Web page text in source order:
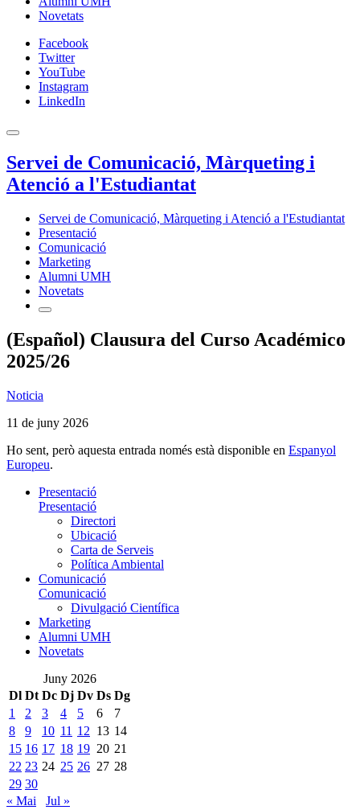
Novetats
Facebook
Twitter
YouTube
Instagram
LinkedIn
Servei de Comunicació, Màrqueting i
Atenció a l'Estudiantat
Servei de Comunicació, Màrqueting i Atenció a l'Estudiantat
Presentació
Comunicació
Marketing
Alumni UMH
Novetats
(Español) Clausura del Curso Académico
2025/26
Noticia
11 de juny 2026
Ho sent, però aquesta entrada només està disponible en Espanyol
Europeu.
Presentació
Presentació
Directori
Ubicació
Carta de Serveis
Política Ambiental
Comunicació
Comunicació
Divulgació Científica
Marketing
Alumni UMH
Novetats
Juny 2026
Dl Dt Dc Dj Dv Ds Dg
1
2 3 4 5 6
7
8
9 10 11 12 13 14
15 16 17 18 19 20 21
22 23 24 25 26 27 28
29 30
« Mai
Jul »